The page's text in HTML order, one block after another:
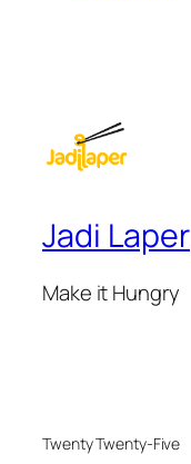
Jadi Laper
Make it Hungry
Twenty Twenty-Five